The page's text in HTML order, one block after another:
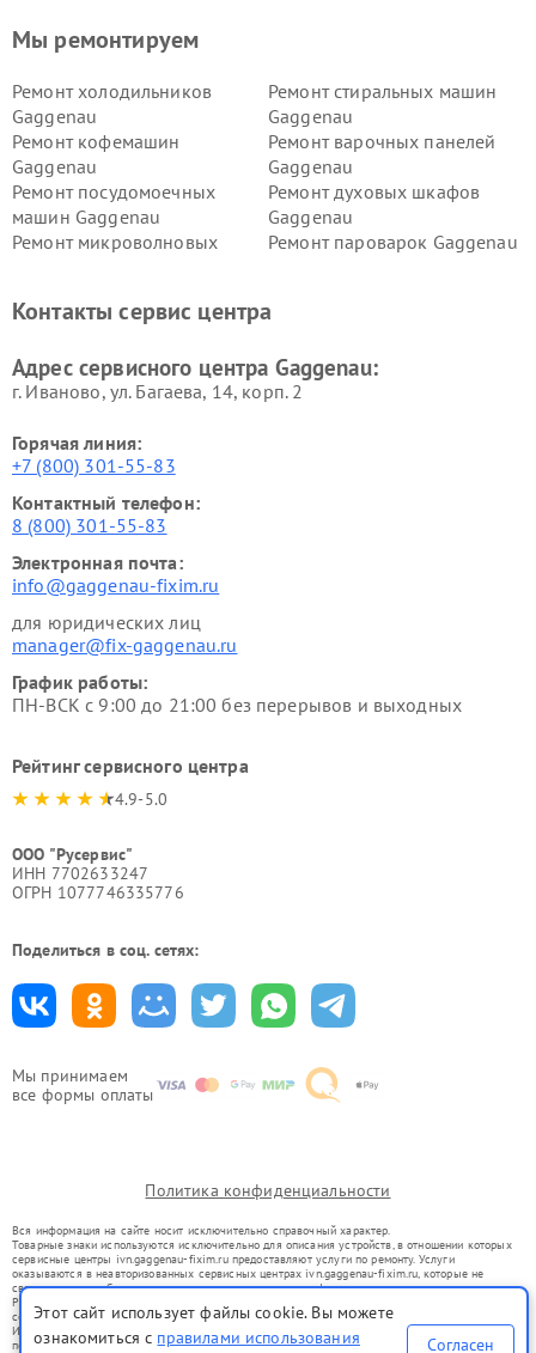
Мы принимаем
все формы оплаты
Мы ремонтируем
Ремонт холодильников
Gaggenau
Ремонт стиральных машин
Gaggenau
Ремонт кофемашин
Gaggenau
Ремонт варочных панелей
Gaggenau
Ремонт посудомоечных
машин Gaggenau
Ремонт духовых шкафов
Gaggenau
Ремонт микроволновых
Ремонт пароварок Gaggenau
Контакты сервис центра
Адрес сервисного центра Gaggenau:
г. Иваново, ул. Багаева, 14, корп. 2
Горячая линия:
+7 (800) 301-55-83
Контактный телефон:
8 (800) 301-55-83
Электронная почта:
info@gaggenau-fixim.ru
для юридических лиц
manager@fix-gaggenau.ru
График работы:
ПН-ВСК с 9:00 до 21:00 без перерывов и выходных
Рейтинг сервисного центра
4.9-5.0
ООО "Русервис"
ИНН 7702633247
ОГРН 1077746335776
Поделиться в соц. сетях:
Политика конфиденциальности
Вся информация на сайте носит исключительно справочный характер.
Товарные знаки используются исключительно для описания устройств, в отношении которых
сервисные центры ivn.gaggenau-fixim.ru предоставляют услуги по ремонту. Услуги
оказываются в неавторизованных сервисных центрах ivn.gaggenau-fixim.ru, которые не
связаны с правообладателями товарных знаков или их официальными представителями.
Ремонт осуществляется для устройств, уже введенных в гражданский оборот в соответствии
со статьей 1487 ГК РФ.
Использование товарных знаков не преследует цели индивидуализации услуг или введения
потребителей в заблуждение, а служит для информирования о предоставляемых услугах по
Этот сайт использует файлы cookie. Вы можете
ознакомиться с правилами использования
Согласен